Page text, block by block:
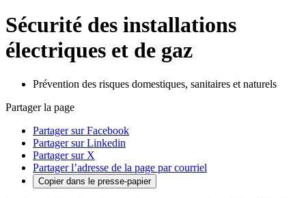
Sécurité des installations
électriques et de gaz
Prévention des risques domestiques, sanitaires et naturels
Partager la page
Partager sur Facebook
Partager sur Linkedin
Partager sur X
Partager l’adresse de la page par courriel
Copier dans le presse-papier